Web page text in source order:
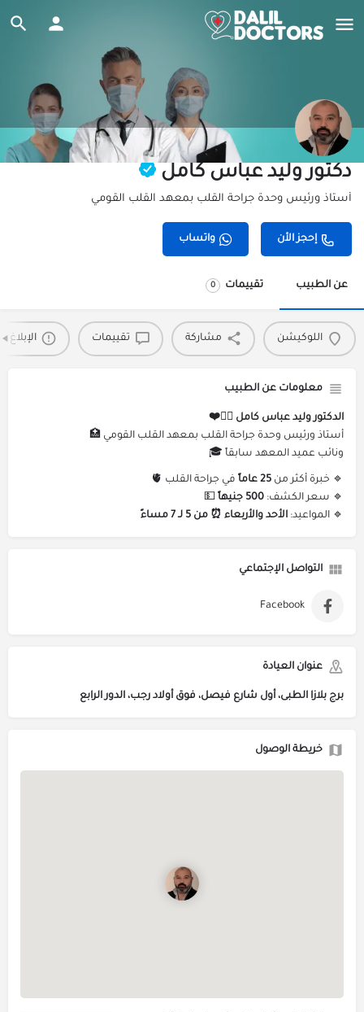
دكتور وليد عباس كامل
أستاذ ورئيس وحدة جراحة القلب بمعهد القلب القومي
إحجز الأن واتساب
عن الطبيب تقييمات 0
اللوكيشن مشاركة تقييمات
معلومات عن الطبيب
الدكتور وليد عباس كامل 👨‍⚕️❤️
أستاذ ورئيس وحدة جراحة القلب بمعهد القلب القومي 🏥
ونائب عميد المعهد سابقاً 🎓
🔹 خبرة أكثر من 25 عاماً
في جراحة القلب 🫀
🔹 سعر الكشف: 500 جنيهاً
💵
🔹 المواعيد: الأحد والأربعاء ⏰ من 5 لـ 7 مساءً
التواصل الإجتماعي
Facebook
عنوان العيادة
برج بلازا الطبى، أول شارع فيصل، فوق أولاد رجب، الدور الرابع
خريطة الوصول